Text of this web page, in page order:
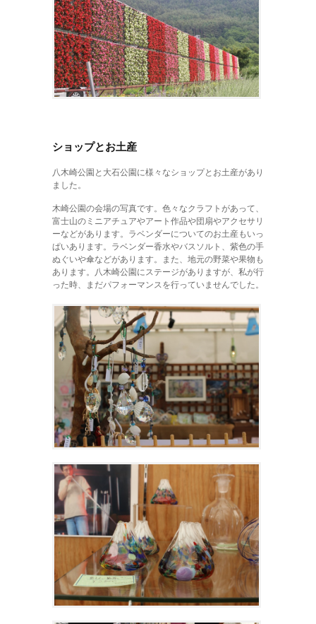
ショップとお土産
八木崎公園と大石公園に様々なショップとお土産があり
ました。
木崎公園の会場の写真です。色々なクラフトがあって、
富士山のミニアチュアやアート作品や団扇やアクセサリ
ーなどがあります。ラベンダーについてのお土産もいっ
ぱいあります。ラベンダー香水やバスソルト、紫色の手
ぬぐいや傘などがあります。また、地元の野菜や果物も
あります。八木崎公園にステージがありますが、私が行
った時、まだパフォーマンスを行っていませんでした。